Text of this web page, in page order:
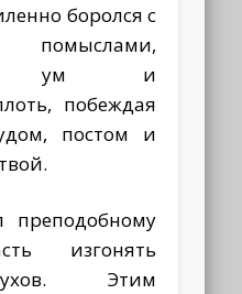
боролся с
ум и
побеждая
постом и
преподобному
изгонять
Этим